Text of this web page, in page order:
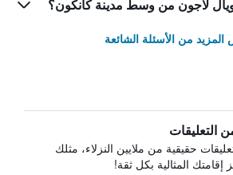
لاجون من وسط مدينة كانكون؟
من الأسئلة الشائعة
التعليقات
حقيقية من ملايين النزلاء، مثلك
إقامتك المثالية بكل ثقة!